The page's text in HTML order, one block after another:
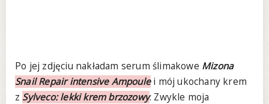
Po jej zdjęciu nakładam serum ślimakowe Mizona
Snail Repair intensive Ampoulei mój ukochany krem
z Sylveco: lekki krem brzozowy. Zwykle moja